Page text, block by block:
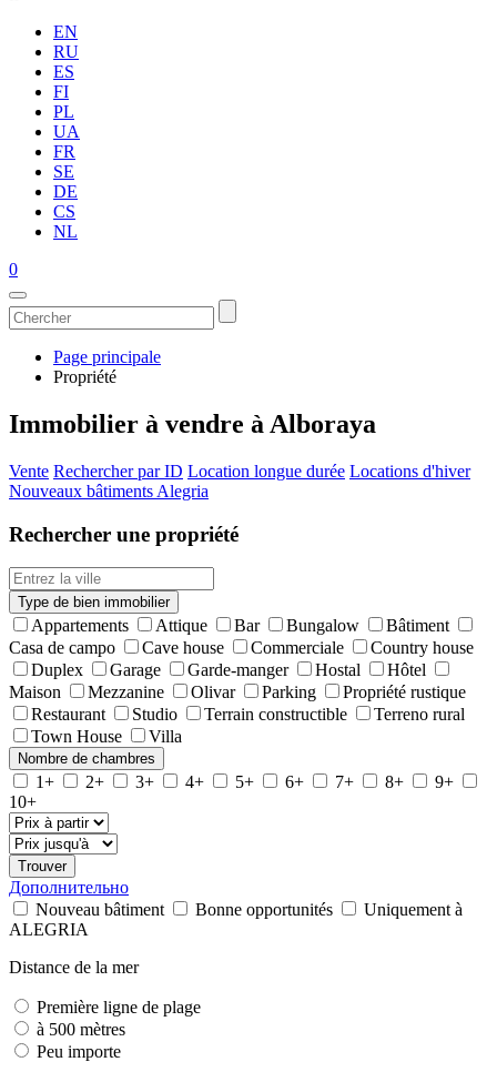
EN
RU
ES
FI
PL
UA
FR
SE
DE
CS
NL
0
Page principale
Propriété
Immobilier à vendre à Alboraya
Vente Rechercher par ID Location longue durée Locations d'hiver
Nouveaux bâtiments Alegria
Rechercher une propriété
Type de bien immobilier
Appartements Attique Bar Bungalow
Bâtiment
Casa de campo
Cave house Commerciale
Country house
Duplex
Garage Garde-manger Hostal
Hôtel
Maison
Mezzanine Olivar Parking
Propriété rustique
Restaurant
Studio Terrain constructible
Terreno rural
Town House
Villa
Nombre de chambres
1+ 2+ 3+ 4+ 5+ 6+ 7+ 8+
9+
10+
Trouver
Дополнительно
Nouveau bâtiment
Bonne opportunités
Uniquement à
ALEGRIA
Distance de la mer
Première ligne de plage
à 500 mètres
Peu importe